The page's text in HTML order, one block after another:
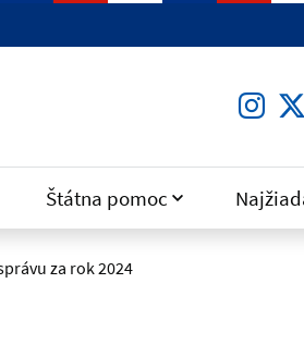
Štátna pomoc
za rok 2024